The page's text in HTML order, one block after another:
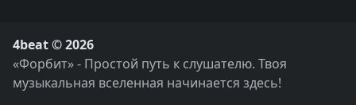
4beat © 2026
«Форбит» - Простой путь к слушателю. Твоя
музыкальная вселенная начинается здесь!